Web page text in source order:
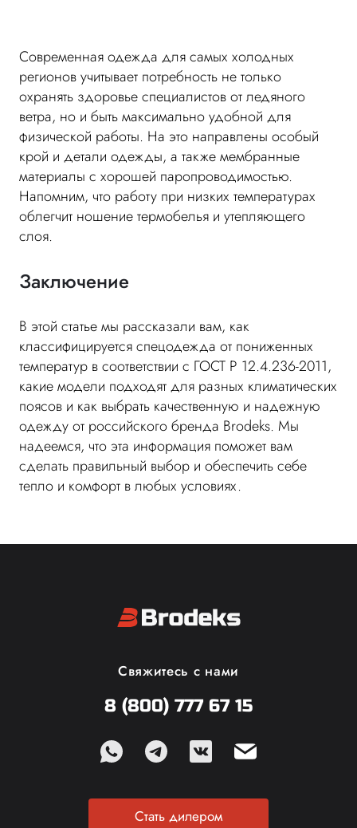
Современная одежда для самых холодных
регионов учитывает потребность не только
охранять здоровье специалистов от ледяного
ветра, но и быть максимально удобной для
физической работы. На это направлены особый
крой и детали одежды, а также мембранные
материалы с хорошей паропроводимостью.
Напомним, что работу при низких температурах
облегчит ношение термобелья и утепляющего
слоя.
Заключение
В этой статье мы рассказали вам, как
классифицируется спецодежда от пониженных
температур в соответствии с ГОСТ Р 12.4.236-2011,
какие модели подходят для разных климатических
поясов и как выбрать качественную и надежную
одежду от российского бренда Brodeks. Мы
надеемся, что эта информация поможет вам
сделать правильный выбор и обеспечить себе
тепло и комфорт в любых условиях.
Свяжитесь с нами
8 (800) 777 67 15
Стать дилером